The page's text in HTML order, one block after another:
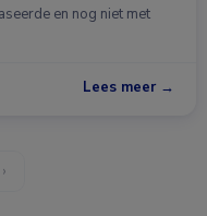
en nog niet met
Lees meer →
›